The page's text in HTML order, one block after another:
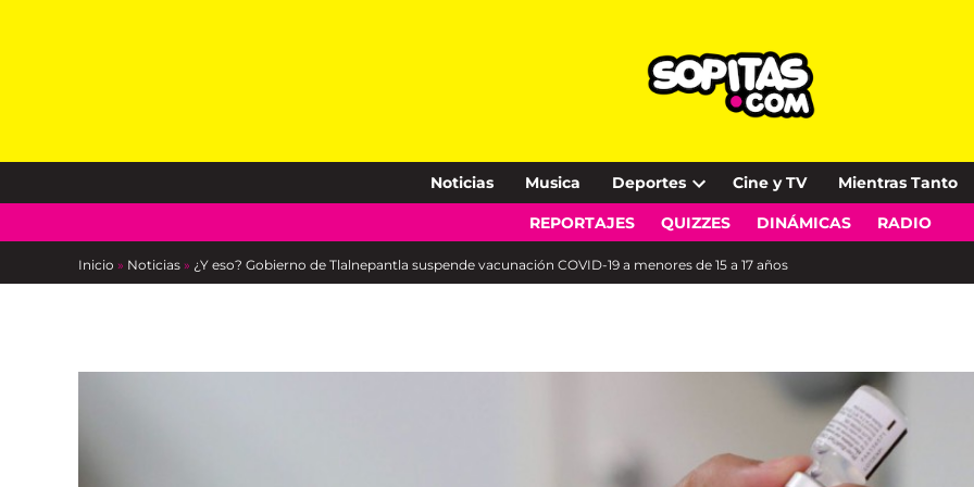
Noticias Musica Deportes
Open
dropdown
Cine y TV Mientras Tanto
REPORTAJES QUIZZES DINÁMICAS RADIO
Inicio » Noticias » ¿Y eso? Gobierno de Tlalnepantla suspende vacunación COVID-19 a menores de 15 a 17 años